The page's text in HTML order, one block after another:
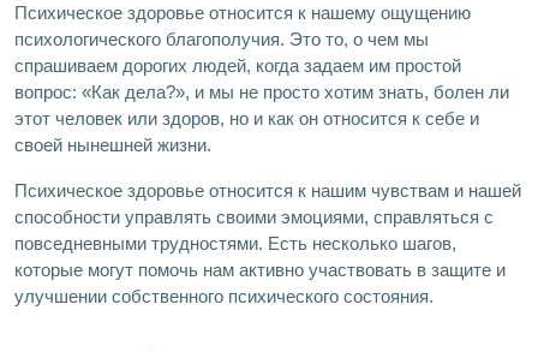
Психическое здоровье относится к нашему ощущению
психологического благополучия. Это то, о чем мы
спрашиваем дорогих людей, когда задаем им простой
вопрос: «Как дела?», и мы не просто хотим знать, болен ли
этот человек или здоров, но и как он относится к себе и
своей нынешней жизни.
Психическое здоровье относится к нашим чувствам и нашей
способности управлять своими эмоциями, справляться с
повседневными трудностями. Есть несколько шагов,
которые могут помочь нам активно участвовать в защите и
улучшении собственного психического состояния.